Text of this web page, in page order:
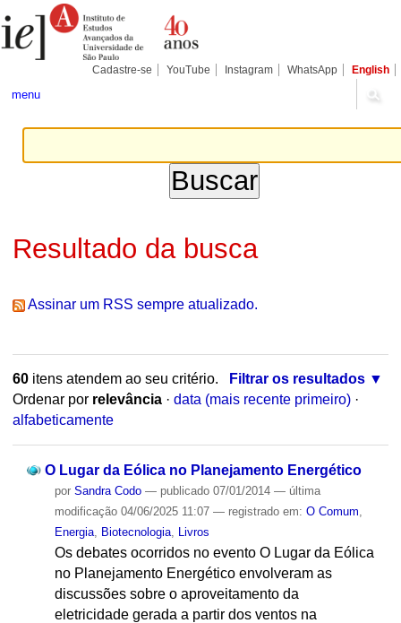
para
conteúdo.
Pessoais
Cadastre-se YouTube Instagram WhatsApp English
menu
Resultado da busca
Assinar um RSS sempre atualizado.
60itens atendem ao seu critério.
Filtrar os resultados
Ordenar por relevância · data (mais recente primeiro) ·
alfabeticamente
O Lugar da Eólica no Planejamento Energético
por Sandra Codo — publicado07/01/2014 — última
modificação04/06/2025 11:07 — registrado em: O Comum
Energia, Biotecnologia, Livros
Os debates ocorridos no evento O Lugar da Eólica
no Planejamento Energético envolveram as
discussões sobre o aproveitamento da
eletricidade gerada a partir dos ventos na